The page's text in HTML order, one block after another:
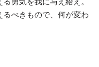
勇気を我に与え給え。
べきもので、何が変わ